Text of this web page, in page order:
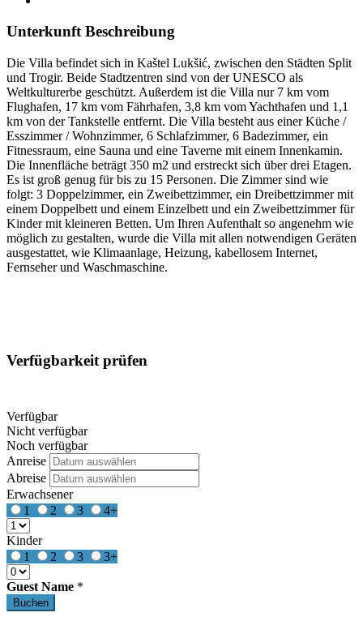
Unterkunft Beschreibung
Die Villa befindet sich in Kaštel Lukšić, zwischen den Städten Split
und Trogir. Beide Stadtzentren sind von der UNESCO als
Weltkulturerbe geschützt. Außerdem ist die Villa nur 7 km vom
Flughafen, 17 km vom Fährhafen, 3,8 km vom Yachthafen und 1,1
km von der Tankstelle entfernt. Die Villa besteht aus einer Küche /
Esszimmer / Wohnzimmer, 6 Schlafzimmer, 6 Badezimmer, ein
Fitnessraum, eine Sauna und eine Taverne mit einem Innenkamin.
Die Innenfläche beträgt 350 m2 und erstreckt sich über drei Etagen.
Es ist groß genug für bis zu 15 Personen. Die Zimmer sind wie
folgt: 3 Doppelzimmer, ein Zweibettzimmer, ein Dreibettzimmer mit
einem Doppelbett und einem Einzelbett und ein Zweibettzimmer für
Kinder mit kleineren Betten. Um Ihren Aufenthalt so angenehm wie
möglich zu gestalten, wurde die Villa mit allen notwendigen Geräten
ausgestattet, wie Klimaanlage, Heizung, kabellosem Internet,
Fernseher und Waschmaschine.
Verfügbarkeit prüfen
Verfügbar
Nicht verfügbar
Noch verfügbar
Anreise
Abreise
Erwachsener
1
2 3 4+
Kinder
1
2 3 3+
Guest Name *